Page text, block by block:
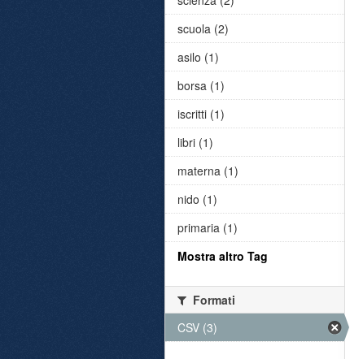
scuola (2)
asilo (1)
borsa (1)
iscritti (1)
libri (1)
materna (1)
nido (1)
primaria (1)
Mostra altro Tag
Formati
CSV (3)